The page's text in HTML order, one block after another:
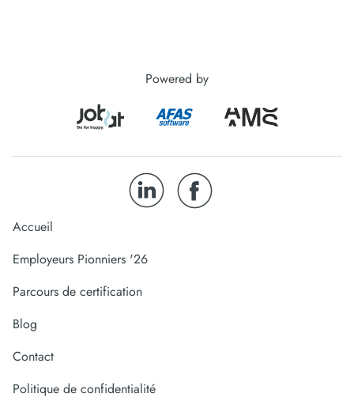
Powered by
Accueil
Employeurs Pionniers '26
Parcours de certification
Blog
Contact
Politique de confidentialité